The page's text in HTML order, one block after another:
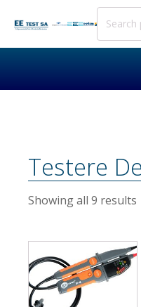
Search
Testere
Showing all 9 results